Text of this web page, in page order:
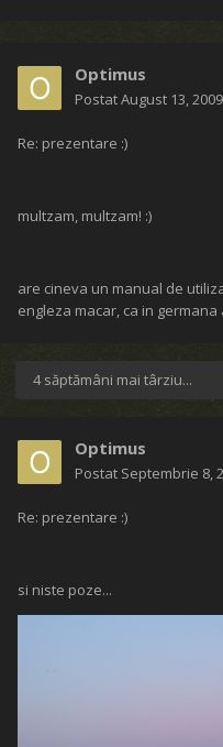
Optimus
PostatAugust 13, 2009
Re: prezentare :)
multzam, multzam! :)
are cineva un manual de
engleza macar, ca in
4 săptămâni mai târziu...
Optimus
Postat Septembrie 8,
Re: prezentare :)
si niste poze...